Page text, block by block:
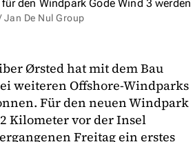
den Windpark Gode Wind 3 werden
De Nul Group
Ørsted hat mit dem Bau
weiteren Offshore-Windparks
Für den neuen Windpark
Kilometer vor der Insel
Freitag ein erstes